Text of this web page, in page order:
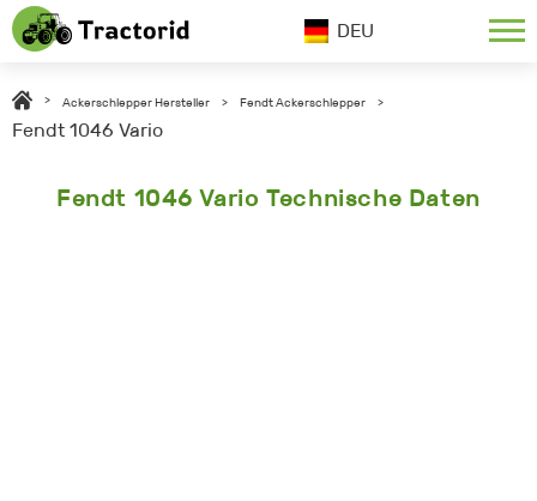
DEU
> Ackerschlepper Hersteller > Fendt Ackerschlepper >
Fendt 1046 Vario
Fendt 1046 Vario Technische Daten